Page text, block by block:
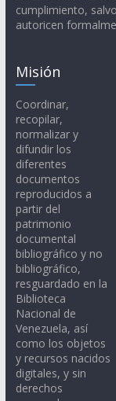
cumplimiento,
autoricen
Misión
Coordinar,
recopilar,
normalizar y
difundir los
diferentes
documentos
reproducidos a
partir del
patrimonio
documental
bibliográfico y no
bibliográfico,
resguardado en la
Biblioteca
Nacional de
Venezuela, así
como los objetos
y recursos nacidos
digitales, y sin
derechos